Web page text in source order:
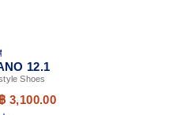
12.1
Shoes
฿ 3,100.00